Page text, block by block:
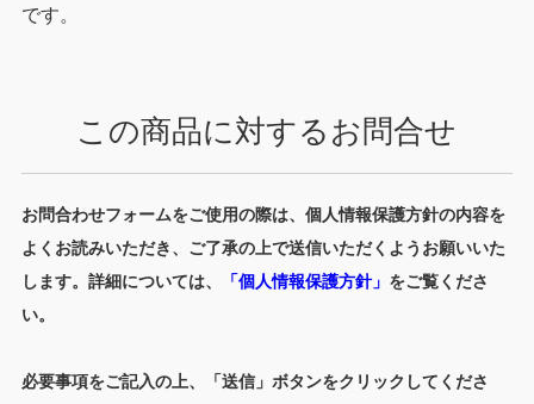
です。
この商品に対するお問合せ
お問合わせフォームをご使用の際は、個人情報保護方針の内容を
よくお読みいただき、ご了承の上で送信いただくようお願いいた
します。詳細については、
「個人情報保護方針」 をご覧くださ
い。
必要事項をご記入の上、「送信」ボタンをクリックしてくださ